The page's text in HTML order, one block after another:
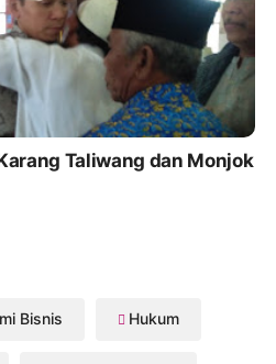
Taliwang dan Monjok
Bisnis Hukum